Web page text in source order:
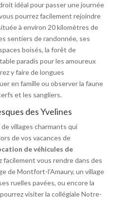
idéal pour passer une journée
pourrez facilement rejoindre
à environ 20 kilomètres de
sentiers de randonnée, ses
boisés, la forêt de
paradis pour les amoureux
y faire de longues
en famille ou observer la faune
et les sangliers.
des Yvelines
villages charmants qui
de vos vacances de
de véhicules de
facilement vous rendre dans des
de Montfort-l’Amaury, un village
ruelles pavées, ou encore la
visiter la collégiale Notre-